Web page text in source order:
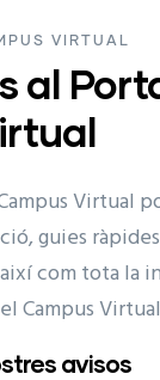
VIRTUAL
al
Virtual
guies
com tota la
Campus
avisos